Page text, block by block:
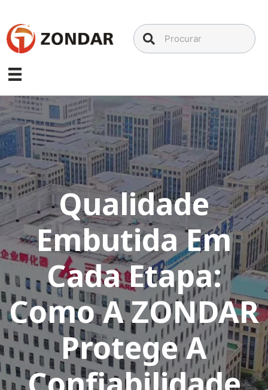
conteúdo
Qualidade
Embutida Em
Cada Etapa:
Como A ZONDAR
Protege A